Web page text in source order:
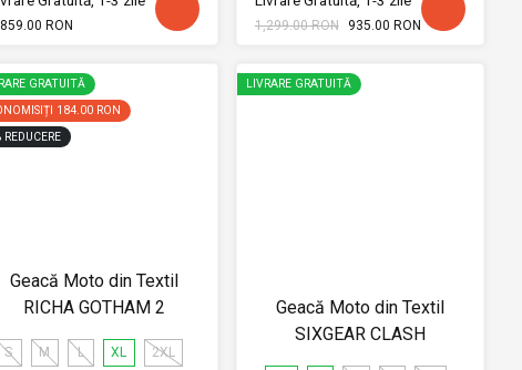
RON 1,299.00 RON 935.00 RON
GRATUITĂ
184.00 RON
REDUCERE
Geacă Moto din Textil
RICHA GOTHAM 2
S M L XL 2XL
LIVRARE GRATUITĂ
Geacă Moto din Textil
SIXGEAR CLASH